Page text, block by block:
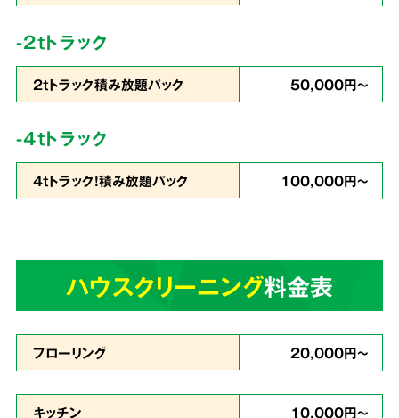
私たちは片づけで出たゴミの処分から、不用品
の買取りまでをワンストップで行っています。
業界最安値を目指したサービスでお客様満足度
4
あらゆる状況に
スピーディーに対応
-2tトラック
2tトラック積み放題パック 50,000円～
-4tトラック
4tトラック！積み放題パック 100,000円～
ハウスクリーニング料金表
フローリング 20,000円～
キッチン 10,000円～